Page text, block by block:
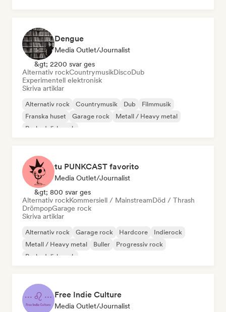
Dengue
Media Outlet/Journalist
&gt; 2200 svar ges
Alternativ rockCountrymusikDiscoDub
Experimentell elektronisk
Skriva artiklar
Alternativ rock Countrymusik Dub
Filmmusik
Franska huset
Garage rock
Metall / Heavy metal
Psykedelisk rock
tu PUNKCAST favorito
Media Outlet/Journalist
&gt; 800 svar ges
Alternativ rockKommersiell / MainstreamDöd / Thrash
DrömpopGarage rock
Skriva artiklar
Alternativ rock Garage rock Hardcore
Indierock
Metall / Heavy metal
Buller
Progressiv rock
Psykedelisk rock
Free Indie Culture
Media Outlet/Journalist